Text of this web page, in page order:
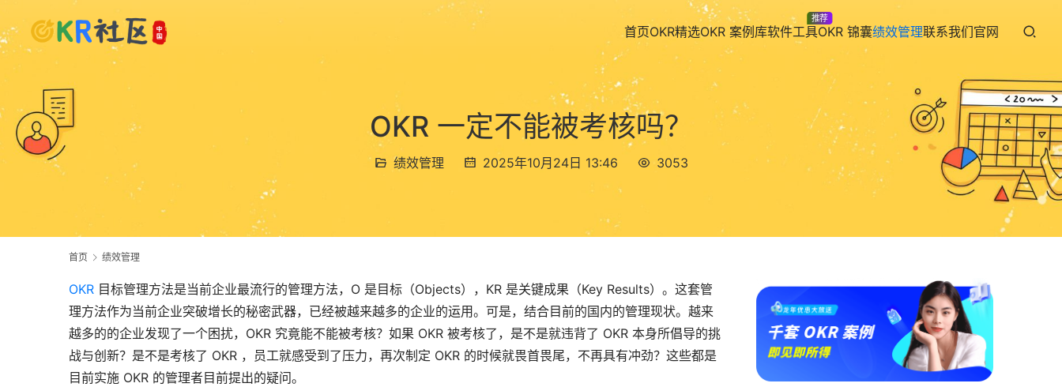
首页OKR精选OKR 案例库软件工具
推荐
OKR 锦囊绩效管理联系我们官网
OKR 一定不能被考核吗？
绩效管理 2025年10月24日 13:46 3053
首页 绩效管理
OKR 目标管理方法是当前企业最流行的管理方法，O 是目标（Objects），KR 是关键成果（Key Results）。这套管
理方法作为当前企业突破增长的秘密武器，已经被越来越多的企业的运用。可是，结合目前的国内的管理现状。越来
越多的的企业发现了一个困扰，OKR 究竟能不能被考核？如果 OKR 被考核了，是不是就违背了 OKR 本身所倡导的挑
战与创新？是不是考核了 OKR ，员工就感受到了压力，再次制定 OKR 的时候就畏首畏尾，不再具有冲劲？这些都是
目前实施 OKR 的管理者目前提出的疑问。